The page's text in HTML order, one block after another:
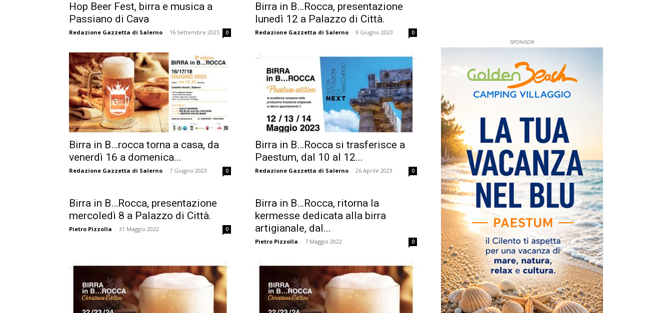
Hop Beer Fest, birra e musica a
Passiano di Cava
Redazione Gazzetta di Salerno - 16 Settembre 2025 0
Birra in B…Rocca, presentazione
lunedì 12 a Palazzo di Città.
Redazione Gazzetta di Salerno - 9 Giugno 2023 0
Birra in B…rocca torna a casa, da
venerdì 16 a domenica...
Redazione Gazzetta di Salerno - 7 Giugno 2023 0
Birra in B…Rocca si trasferisce a
Paestum, dal 10 al 12...
Redazione Gazzetta di Salerno - 26 Aprile 2023 0
Birra in B…Rocca, presentazione
mercoledì 8 a Palazzo di Città.
Pietro Pizzolla - 31 Maggio 2022 0
Birra in B…Rocca, ritorna la
kermesse dedicata alla birra
artigianale, dal...
Pietro Pizzolla - 7 Maggio 2022 0
SPONSOR